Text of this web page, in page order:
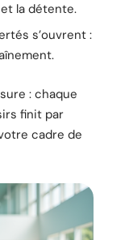
la détente.
s’ouvrent :
: chaque
finit par
cadre de